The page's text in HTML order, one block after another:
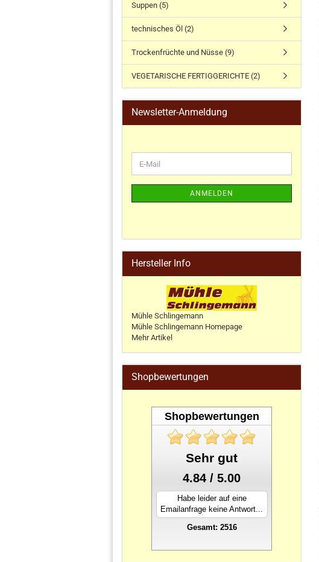
Suppen (5)
technisches Öl (2)
Trockenfrüchte und Nüsse (9)
VEGETARISCHE FERTIGGERICHTE (2)
Newsletter-Anmeldung
ANMELDEN
Hersteller Info
Mühle Schlingemann
Mühle Schlingemann Homepage
Mehr Artikel
Shopbewertungen
Shopbewertungen
Sehr gut
4.84 / 5.00
Habe leider auf eine
Emailanfrage keine Antwort...
Gesamt: 2516